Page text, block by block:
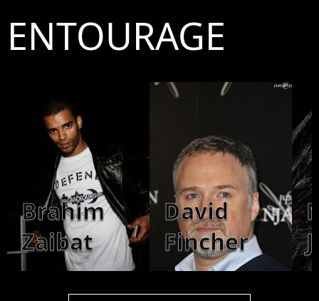
ENTOURAGE
Brahim
Zaibat
David
Fincher